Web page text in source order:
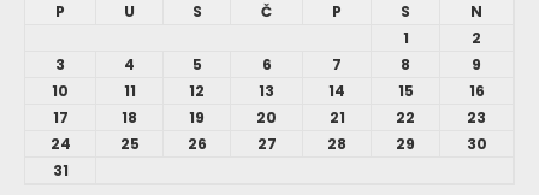
P U S Č P S
N
1
2
3
4 5 6 7 8
9
10
11 12 13 14 15
16
17
18 19 20 21 22
23
24
25 26 27 28 29
30
31